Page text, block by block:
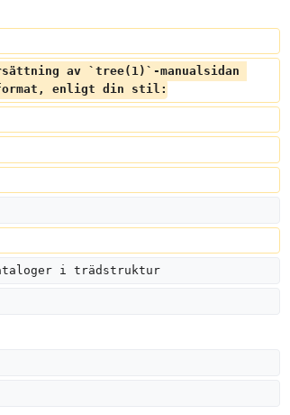
av `tree(1)`-manualsidan
enligt din stil:
i trädstruktur